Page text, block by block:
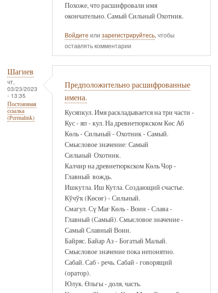
Похоже, что расшифровали имя
окончательно. Самый Сильный Охотник.
Войдите или зарегистрируйтесь, чтобы
оставлять комментарии
Шагиев
чт,
03/23/2023
- 13:35
Постоянная
ссылка
(Permalink)
Предположительно расшифрованные
имена.
Кусяпкул. Имя раскладывается на три части -
Кус - яп - кул. На древнетюркском Көс Аб
Көль - Сильный - Охотник - Самый.
Смысловое значение: Самый
Сильный Охотник.
Калчир на древнетюркском Көль Чор -
Главный вождь.
Ишкутла. Иш Кутла. Создающий счастье.
Кўчўҡ (Көсөғ) - Сильный.
Смагул. Сү Мағ Көль - Воин - Слава -
Главный (Самый). Смысловое значение -
Самый Славный Воин.
Байряс. Байар Аз - Богатый Малый.
Смысловое значение пока непонятно.
Сабай. Саб - речь. Сабай - говорящий
(оратор).
Юлук. Өльгы - доля, часть.